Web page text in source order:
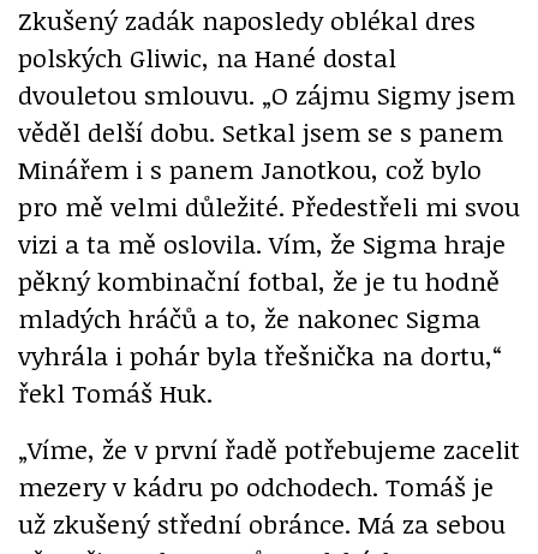
Zkušený zadák naposledy oblékal dres
polských Gliwic, na Hané dostal
dvouletou smlouvu. „O zájmu Sigmy jsem
věděl delší dobu. Setkal jsem se s panem
Minářem i s panem Janotkou, což bylo
pro mě velmi důležité. Předestřeli mi svou
vizi a ta mě oslovila. Vím, že Sigma hraje
pěkný kombinační fotbal, že je tu hodně
mladých hráčů a to, že nakonec Sigma
vyhrála i pohár byla třešnička na dortu,“
řekl Tomáš Huk.
„Víme, že v první řadě potřebujeme zacelit
mezery v kádru po odchodech. Tomáš je
už zkušený střední obránce. Má za sebou